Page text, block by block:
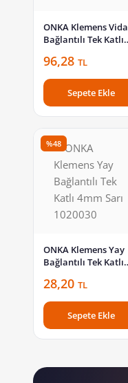
ONKA Klemens Vida
Bağlantılı Tek Katlı
96,28 TL
Sepete Ekle
%48
ONKA Klemens Yay
Bağlantılı Tek Katlı
28,20 TL
Sepete Ekle